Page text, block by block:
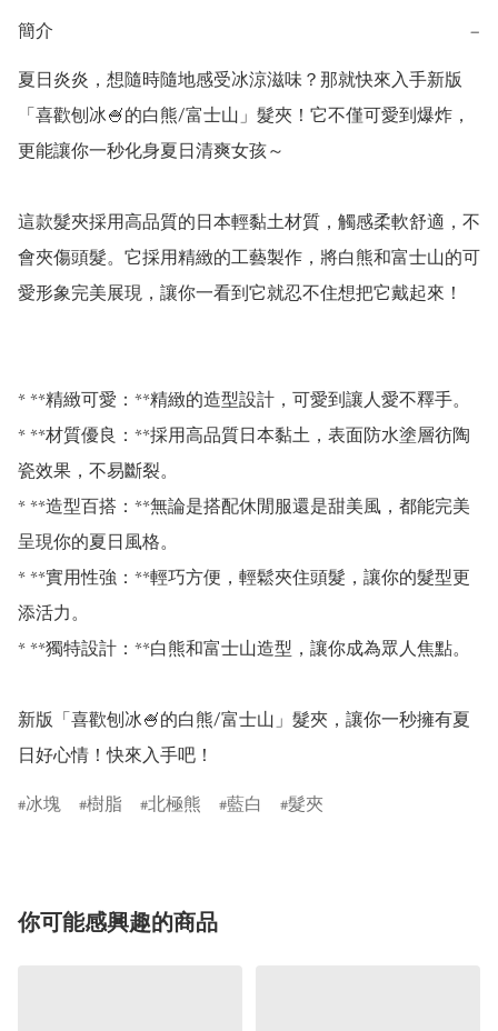
簡介 −
夏日炎炎，想隨時隨地感受冰涼滋味？那就快來入手新版
「喜歡刨冰🍧的白熊/富士山」髮夾！它不僅可愛到爆炸，
更能讓你一秒化身夏日清爽女孩～
這款髮夾採用高品質的日本輕黏土材質，觸感柔軟舒適，不
會夾傷頭髮。它採用精緻的工藝製作，將白熊和富士山的可
愛形象完美展現，讓你一看到它就忍不住想把它戴起來！
* **精緻可愛：**精緻的造型設計，可愛到讓人愛不釋手。
* **材質優良：**採用高品質日本黏土，表面防水塗層彷陶
瓷效果，不易斷裂。
* **造型百搭：**無論是搭配休閒服還是甜美風，都能完美
呈現你的夏日風格。
* **實用性強：**輕巧方便，輕鬆夾住頭髮，讓你的髮型更
添活力。
* **獨特設計：**白熊和富士山造型，讓你成為眾人焦點。
新版「喜歡刨冰🍧的白熊/富士山」髮夾，讓你一秒擁有夏
日好心情！快來入手吧！
冰塊 樹脂 北極熊 藍白 髮夾
你可能感興趣的商品